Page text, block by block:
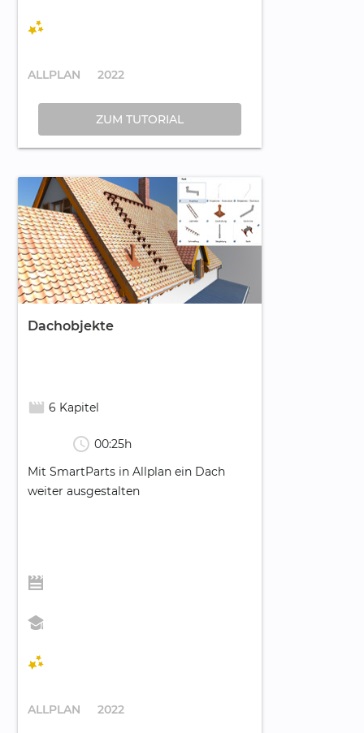
ALLPLAN 2022
ZUM TUTORIAL
Dachobjekte
movie_creation 6 Kapitel
schedule 00:25h
Mit SmartParts in Allplan ein Dach
weiter ausgestalten
ALLPLAN 2022